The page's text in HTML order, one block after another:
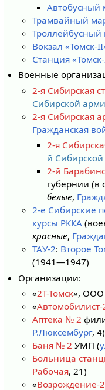
Трамвайный
Вокзал «Томск-
Станция
Военные
2-я Сибирская
Сибирской
2-я Сибирская
Гражданская
2-я
й
2-й
губернии (в
белые,
2-е Сибирские
курсы РККА
красные,
ТАУ-2: Второе
(1941—1947)
Организации:
«2Т-Томск», ООО
«Автомобилист-
Аптека № 2
Р.Люксембург, 4)
Баня № 2 УМП (
Больница
Рабочая, 21)
«Возрождение-2